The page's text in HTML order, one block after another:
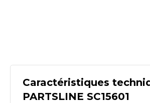
Caractéristiques
PARTSLINE SC15601